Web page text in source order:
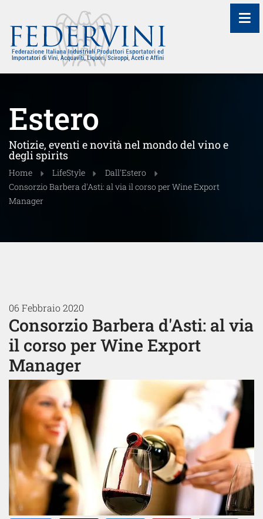
Estero
Notizie, eventi e novità nel mondo del vino e
degli spirits
Home LifeStyle
Dall'Estero
Consorzio Barbera d'Asti: al via il corso per Wine Export
Manager
06 Febbraio 2020
Consorzio Barbera d'Asti: al via
il corso per Wine Export
Manager
≡